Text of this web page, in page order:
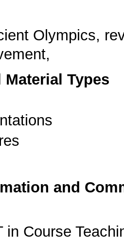
Olympics,
Types
and
in Course